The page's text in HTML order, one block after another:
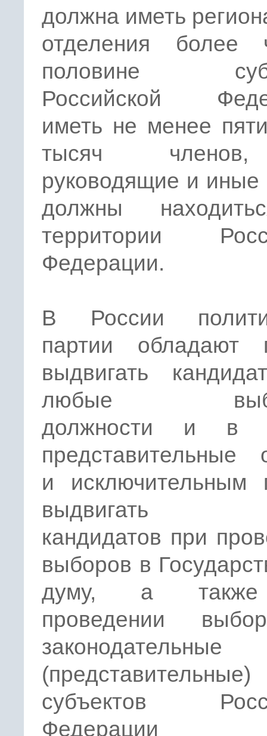
должна иметь
отделения
половине
Российской
иметь не менее
тысяч
руководящие и иные
должны
территории
Федерации.
В России
партии обладают
выдвигать
любые
должности и в
представительные
и исключительным
выдвигать
кандидатов при
выборов в
думу, а
проведении
законодательные
(представительные)
субъектов